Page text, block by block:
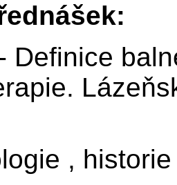
Definice
,